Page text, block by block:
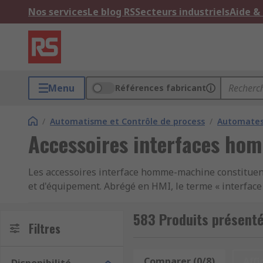
Nos servicesLe blog RSSecteurs industrielsAide
Menu Références fabricant
/ Automatisme et Contrôle de process /
Accessoires interfaces
Les accessoires interface homme-machine
et d'équipement. Abrégé en HMI, le terme «
Types d'accessoires interface homme-machine
Il existe une vaste liste d'accessoires interface
Filtres 583 Produits